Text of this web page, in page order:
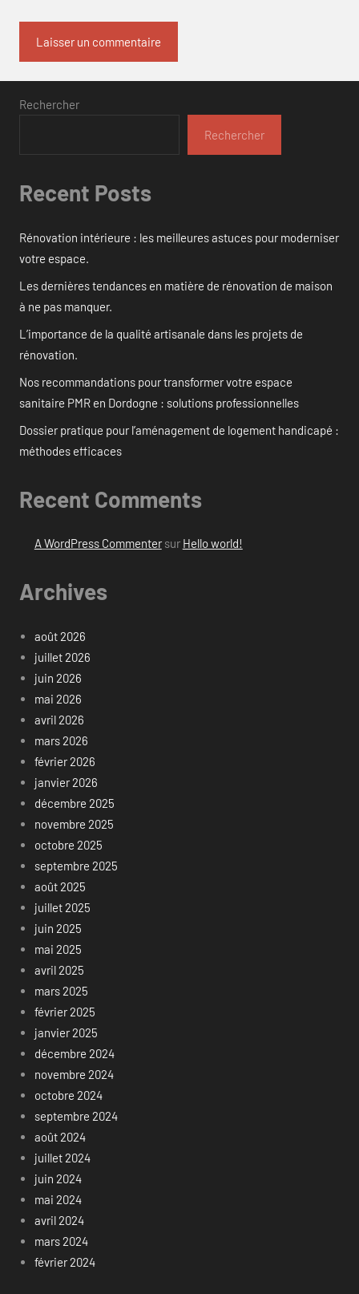
Rechercher
Rechercher
Recent Posts
Rénovation intérieure : les meilleures astuces pour moderniser
votre espace.
Les dernières tendances en matière de rénovation de maison
à ne pas manquer.
L’importance de la qualité artisanale dans les projets de
rénovation.
Nos recommandations pour transformer votre espace
sanitaire PMR en Dordogne : solutions professionnelles
Dossier pratique pour l’aménagement de logement handicapé :
méthodes efficaces
Recent Comments
A WordPress Commentersur Hello world!
Archives
août 2026
juillet 2026
juin 2026
mai 2026
avril 2026
mars 2026
février 2026
janvier 2026
décembre 2025
novembre 2025
octobre 2025
septembre 2025
août 2025
juillet 2025
juin 2025
mai 2025
avril 2025
mars 2025
février 2025
janvier 2025
décembre 2024
novembre 2024
octobre 2024
septembre 2024
août 2024
juillet 2024
juin 2024
mai 2024
avril 2024
mars 2024
février 2024